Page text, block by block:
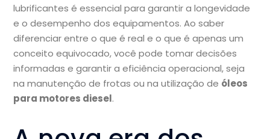
lubrificantes é essencial para garantir a longevidade
e o desempenho dos equipamentos. Ao saber
diferenciar entre o que é real e o que é apenas um
conceito equivocado, você pode tomar decisões
informadas e garantir a eficiência operacional, seja
na manutenção de frotas ou na utilização de óleos
para motores diesel.